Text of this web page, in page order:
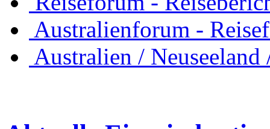
Australienforum -
Australien / Neuseeland